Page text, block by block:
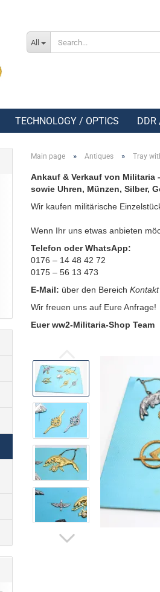
All
TECHNOLOGY / OPTICS DDR
Main page » Antiques » Tray
Ankauf & Verkauf von Militaria
sowie Uhren, Münzen, Silber,
Wir kaufen militärische
Wenn Ihr uns etwas anbieten
Telefon oder WhatsApp:
0176 – 14 48 42 72
0175 – 56 13 473
E-Mail: über den Bereich Kontakt
Wir freuen uns auf Eure Anfrage!
Euer ww2-Militaria-Shop Team